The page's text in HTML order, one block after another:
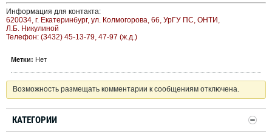
Информация для контакта:
620034, г. Екатеринбург, ул. Колмогорова, 66, УрГУ ПС, ОНТИ,
Л.Б. Никулиной
Телефон: (3432) 45-13-79, 47-97 (ж.д.)
Метки: Нет
Возможность размещать комментарии к сообщениям отключена.
КАТЕГОРИИ